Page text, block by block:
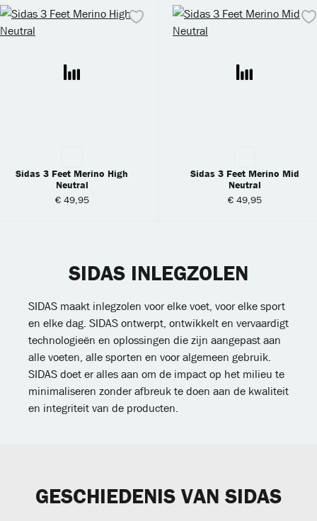
Sidas 3 Feet Merino High
Neutral
€ 49,95
Sidas 3 Feet Merino Mid
Neutral
€ 49,95
SIDAS INLEGZOLEN
SIDAS maakt inlegzolen voor elke voet, voor elke sport
en elke dag. SIDAS ontwerpt, ontwikkelt en vervaardigt
technologieën en oplossingen die zijn aangepast aan
alle voeten, alle sporten en voor algemeen gebruik.
SIDAS doet er alles aan om de impact op het milieu te
minimaliseren zonder afbreuk te doen aan de kwaliteit
en integriteit van de producten.
GESCHIEDENIS VAN SIDAS